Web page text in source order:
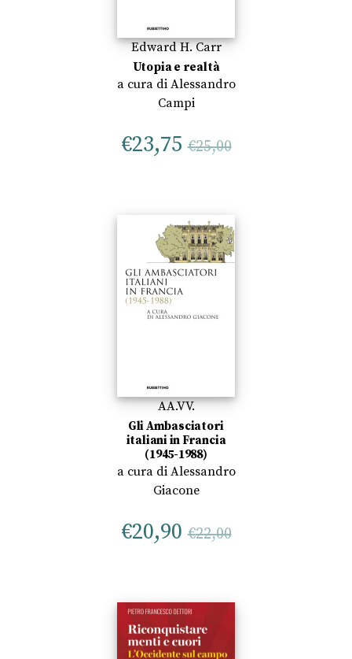
Edward H. Carr
Utopia e realtà
a cura di Alessandro
Campi
€23,75 €25,00
AA.VV.
Gli Ambasciatori
italiani in Francia
(1945-1988)
a cura di Alessandro
Giacone
€20,90 €22,00